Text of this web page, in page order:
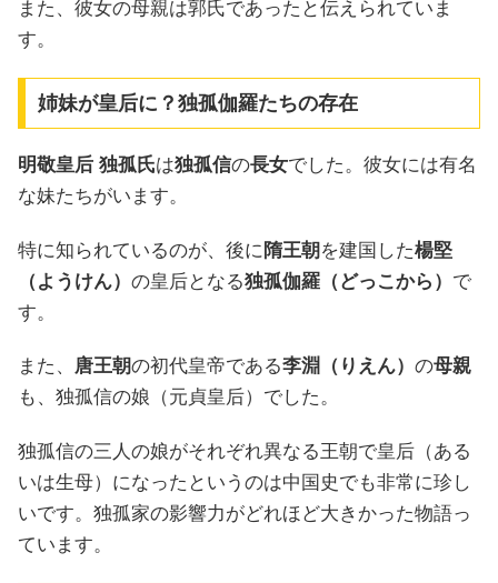
また、彼女の母親は郭氏であったと伝えられていま
す。
姉妹が皇后に？独孤伽羅たちの存在
明敬皇后 独孤氏は独孤信の長女でした。彼女には有名
な妹たちがいます。
特に知られているのが、後に隋王朝 を建国した楊堅
（ようけん） の皇后となる独孤伽羅（どっこから） で
す。
また、 唐王朝の初代皇帝である李淵（りえん） の母親
も、独孤信の娘（元貞皇后）でした。
独孤信の三人の娘がそれぞれ異なる王朝で皇后（ある
いは生母）になったというのは中国史でも非常に珍し
いです。独孤家の影響力がどれほど大きかった物語っ
ています。